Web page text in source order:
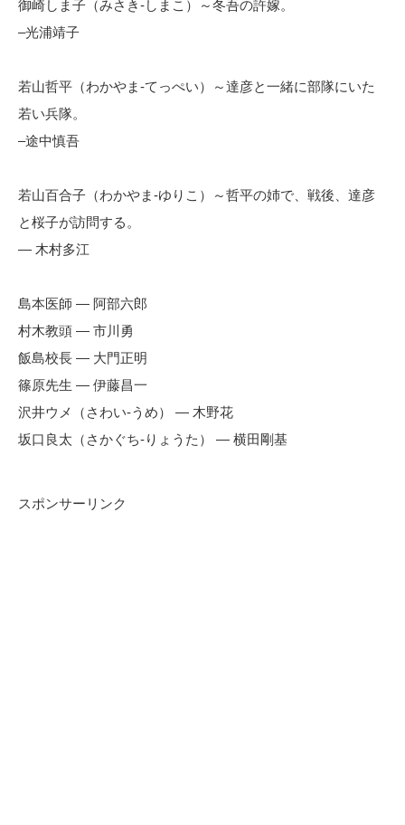
御崎しま子（みさき-しまこ）～冬吾の許嫁。
–光浦靖子
若山哲平（わかやま-てっぺい）～達彦と一緒に部隊にいた
若い兵隊。
–途中慎吾
若山百合子（わかやま-ゆりこ）～哲平の姉で、戦後、達彦
と桜子が訪問する。
— 木村多江
島本医師 — 阿部六郎
村木教頭 — 市川勇
飯島校長 — 大門正明
篠原先生 — 伊藤昌一
沢井ウメ（さわい-うめ） — 木野花
坂口良太（さかぐち-りょうた） — 横田剛基
スポンサーリンク